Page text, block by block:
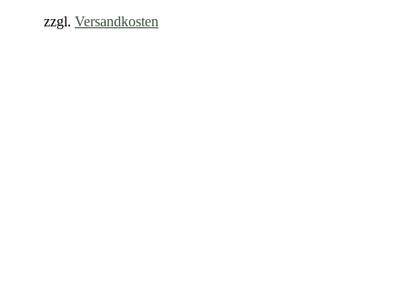
zzgl. Versandkosten